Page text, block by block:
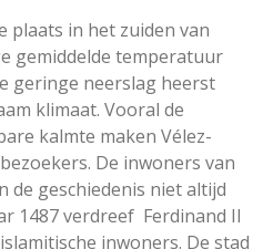
plaats in het zuiden van
gemiddelde temperatuur
geringe neerslag heerst
klimaat. Vooral de
kalmte maken Vélez-
De inwoners van
de geschiedenis niet altijd
1487 verdreef Ferdinand II
inwoners. De stad